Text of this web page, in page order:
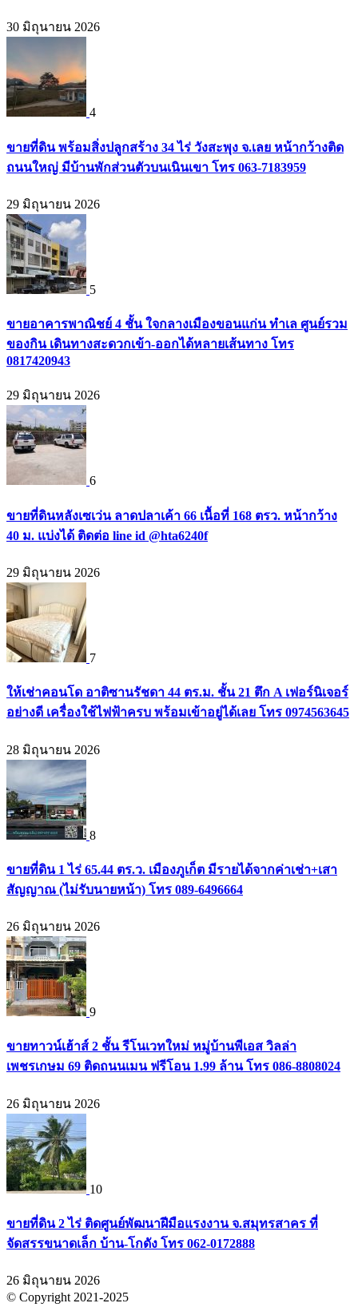
30 มิถุนายน 2026
4
ขายที่ดิน พร้อมสิ่งปลูกสร้าง 34 ไร่ วังสะพุง จ.เลย หน้ากว้างติด
ถนนใหญ่ มีบ้านพักส่วนตัวบนเนินเขา โทร 063-7183959
29 มิถุนายน 2026
5
ขายอาคารพาณิชย์ 4 ชั้น ใจกลางเมืองขอนแก่น ทำเล ศูนย์รวม
ของกิน เดินทางสะดวกเข้า-ออกได้หลายเส้นทาง โทร
0817420943
29 มิถุนายน 2026
6
ขายที่ดินหลังเซเว่น ลาดปลาเค้า 66 เนื้อที่ 168 ตรว. หน้ากว้าง
40 ม. แบ่งได้ ติดต่อ line id @hta6240f
29 มิถุนายน 2026
7
ให้เช่าคอนโด อาติซานรัชดา 44 ตร.ม. ชั้น 21 ตึก A เฟอร์นิเจอร์
อย่างดี เครื่องใช้ไฟฟ้าครบ พร้อมเข้าอยู่ได้เลย โทร 0974563645
28 มิถุนายน 2026
8
ขายที่ดิน 1 ไร่ 65.44 ตร.ว. เมืองภูเก็ต มีรายได้จากค่าเช่า+เสา
สัญญาณ (ไม่รับนายหน้า) โทร 089-6496664
26 มิถุนายน 2026
9
ขายทาวน์เฮ้าส์ 2 ชั้น รีโนเวทใหม่ หมู่บ้านพีเอส วิลล่า
เพชรเกษม 69 ติดถนนเมน ฟรีโอน 1.99 ล้าน โทร 086-8808024
26 มิถุนายน 2026
10
ขายที่ดิน 2 ไร่ ติดศูนย์พัฒนาฝีมือแรงงาน จ.สมุทรสาคร ที่
จัดสรรขนาดเล็ก บ้าน-โกดัง โทร 062-0172888
26 มิถุนายน 2026
© Copyright 2021-2025